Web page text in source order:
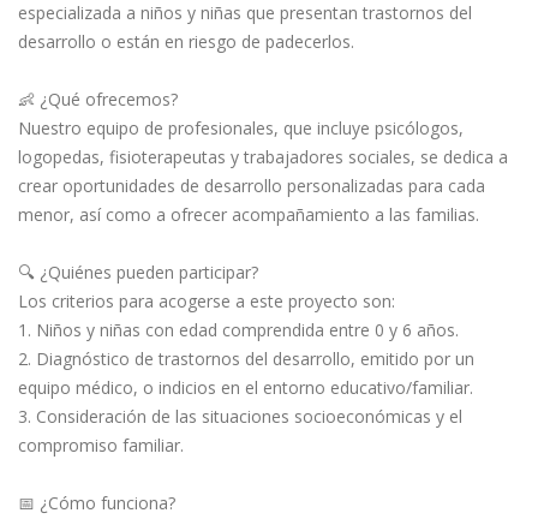
especializada a niños y niñas que presentan trastornos del
desarrollo o están en riesgo de padecerlos.
👶 ¿Qué ofrecemos?
Nuestro equipo de profesionales, que incluye psicólogos,
logopedas, fisioterapeutas y trabajadores sociales, se dedica a
crear oportunidades de desarrollo personalizadas para cada
menor, así como a ofrecer acompañamiento a las familias.
🔍 ¿Quiénes pueden participar?
Los criterios para acogerse a este proyecto son:
1. Niños y niñas con edad comprendida entre 0 y 6 años.
2. Diagnóstico de trastornos del desarrollo, emitido por un
equipo médico, o indicios en el entorno educativo/familiar.
3. Consideración de las situaciones socioeconómicas y el
compromiso familiar.
📅 ¿Cómo funciona?